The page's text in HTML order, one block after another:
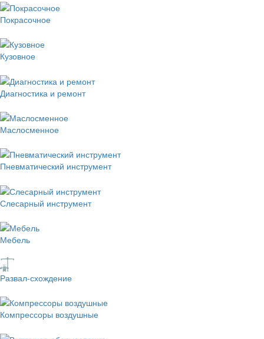
Покрасочное
Кузовное
Диагностика и ремонт
Маслосменное
Пневматический инструмент
Слесарный инструмент
Мебель
Развал-схождение
Компрессоры воздушные